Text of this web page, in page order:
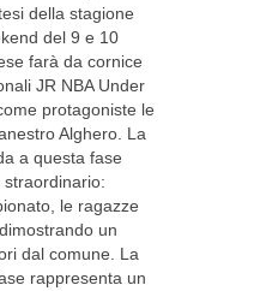
della stagione
del 9 e 10
farà da cornice
JR NBA Under
protagoniste le
Alghero. La
a questa fase
le ragazze
un
dal comune. La
rappresenta un